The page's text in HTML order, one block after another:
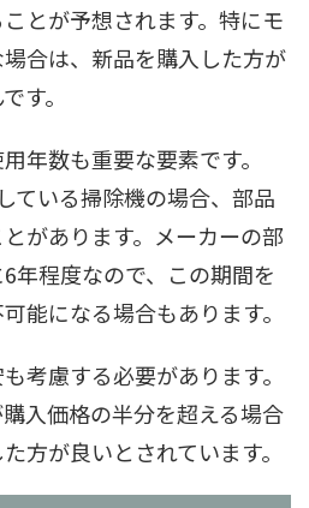
とが予想されます。特にモ
合は、新品を購入した方が
す。
年数も重要な要素です。
ている掃除機の場合、部品
があります。メーカーの部
年程度なので、この期間を
能になる場合もあります。
考慮する必要があります。
入価格の半分を超える場合
方が良いとされています。